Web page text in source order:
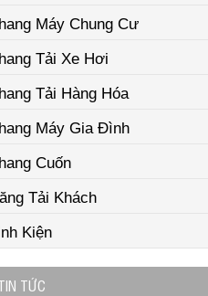
Máy Chung Cư
Tải Xe Hơi
Tải Hàng Hóa
Máy Gia Đình
Cuốn
Tải Khách
Kiện
TỨC
máy biệt thự sang trọng và
Cáp tải dùng trong thang
máy
Thang máy phát minh thay
đổi cuộc sống của con